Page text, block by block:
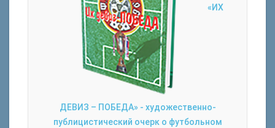
«ИХ
ДЕВИЗ – ПОБЕДА» - художественно-
публицистический очерк о футбольном